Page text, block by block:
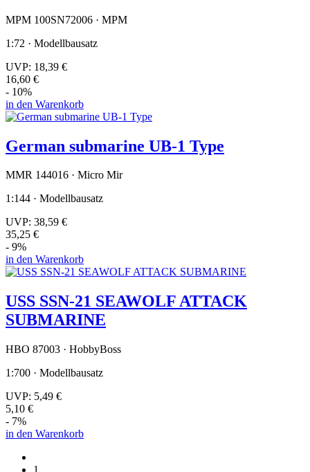
MPM 100SN72006 · MPM
1:72 · Modellbausatz
UVP: 18,39 €
16,60 €
- 10%
in den Warenkorb
German submarine UB-1 Type
MMR 144016 · Micro Mir
1:144 · Modellbausatz
UVP: 38,59 €
35,25 €
- 9%
in den Warenkorb
USS SSN-21 SEAWOLF ATTACK
SUBMARINE
HBO 87003 · HobbyBoss
1:700 · Modellbausatz
UVP: 5,49 €
5,10 €
- 7%
in den Warenkorb